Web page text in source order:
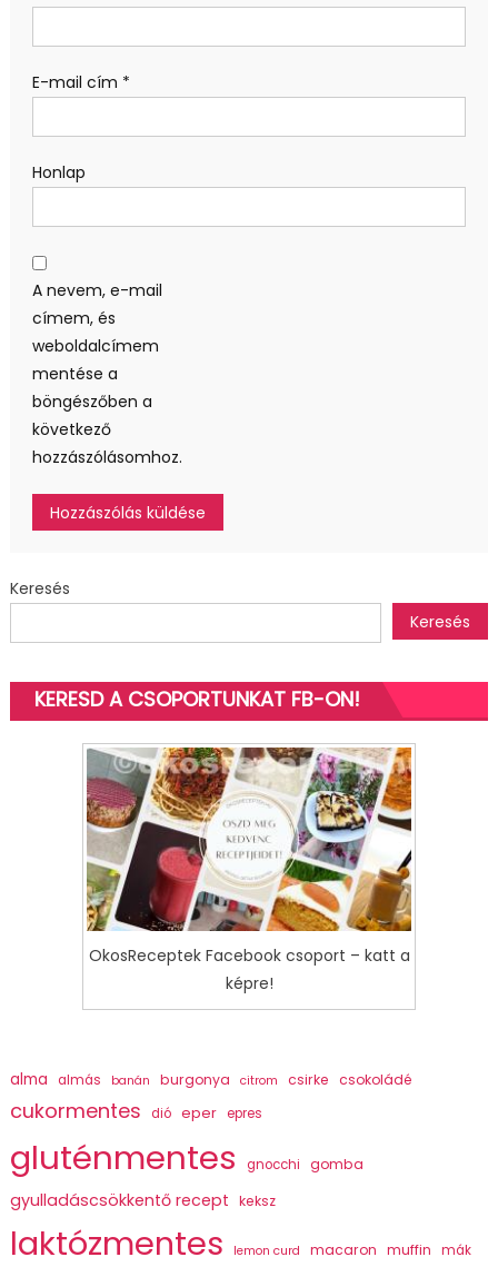
E-mail cím *
Honlap
A nevem, e-mail
címem, és
weboldalcímem
mentése a
böngészőben a
következő
hozzászólásomhoz.
Keresés
Keresés
KERESD A CSOPORTUNKAT FB-ON!
OkosReceptek Facebook csoport – katt a
képre!
alma almás banán burgonya citrom csirke csokoládé
cukormentes dió eper epres
gluténmentes gnocchi gomba
gyulladáscsökkentő recept keksz
laktózmentes lemon curd macaron muffin mák